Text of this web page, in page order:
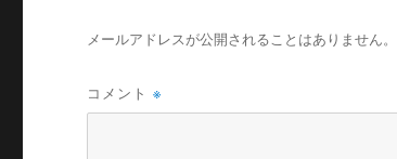
メールアドレスが公開されることはありません。
コメント※